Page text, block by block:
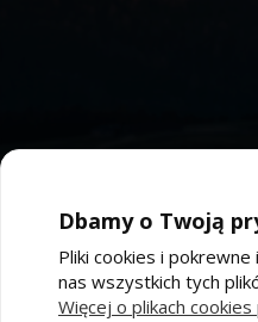
Pomoc
Dbamy o Twoją
Pliki cookies i
nas wszystkich tych
Więcej o plikach